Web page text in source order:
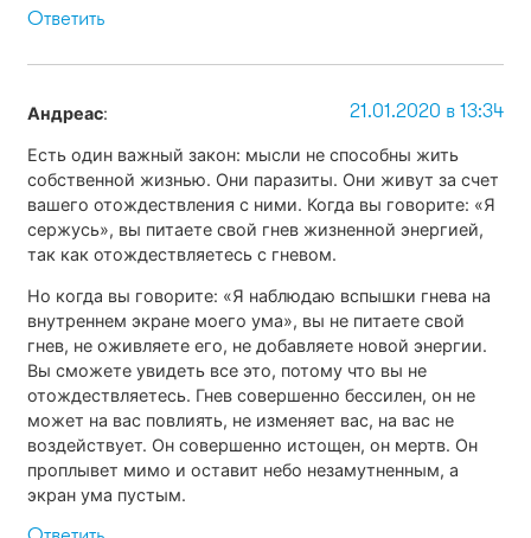
Ответить
Андреас: 21.01.2020 в 13:34
Есть один важный закон: мысли не способны жить
собственной жизнью. Они паразиты. Они живут за счет
вашего отождествления с ними. Когда вы говорите: «Я
сержусь», вы питаете свой гнев жизненной энергией,
так как отождествляетесь с гневом.
Но когда вы говорите: «Я наблюдаю вспышки гнева на
внутреннем экране моего ума», вы не питаете свой
гнев, не оживляете его, не добавляете новой энергии.
Вы сможете увидеть все это, потому что вы не
отождествляетесь. Гнев совершенно бессилен, он не
может на вас повлиять, не изменяет вас, на вас не
воздействует. Он совершенно истощен, он мертв. Он
проплывет мимо и оставит небо незамутненным, а
экран ума пустым.